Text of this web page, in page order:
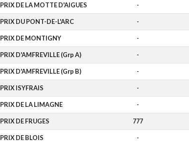
PRIX DE LA MOTTE D'AIGUES -
PRIX DU PONT-DE-L'ARC -
PRIX DE MONTIGNY -
PRIX D'AMFREVILLE (Grp A) -
PRIX D'AMFREVILLE (Grp B) -
PRIX ISYFRAIS -
PRIX DE LA LIMAGNE -
PRIX DE FRUGES 777
PRIX DE BLOIS -